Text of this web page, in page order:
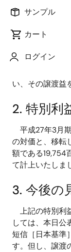
サンプル
カート
ログイン
1. 特別利
に関するお知ら
い、その譲渡益
2. 特別利
平成27年3月
の対価と、移転
額である19,754
て計上いたしま
3. 今後の
上記の特別利
しては、本日公
短信［日本基準
す。但し、譲渡